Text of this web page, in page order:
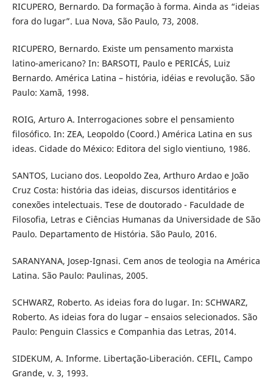
RICUPERO, Bernardo. Da formação à forma. Ainda as “ideias
fora do lugar”. Lua Nova, São Paulo, 73, 2008.
RICUPERO, Bernardo. Existe um pensamento marxista
latino-americano? In: BARSOTI, Paulo e PERICÁS, Luiz
Bernardo. América Latina – história, idéias e revolução. São
Paulo: Xamã, 1998.
ROIG, Arturo A. Interrogaciones sobre el pensamiento
filosófico. In: ZEA, Leopoldo (Coord.) América Latina en sus
ideas. Cidade do México: Editora del siglo vientiuno, 1986.
SANTOS, Luciano dos. Leopoldo Zea, Arthuro Ardao e João
Cruz Costa: história das ideias, discursos identitários e
conexões intelectuais. Tese de doutorado - Faculdade de
Filosofia, Letras e Ciências Humanas da Universidade de São
Paulo. Departamento de História. São Paulo, 2016.
SARANYANA, Josep-Ignasi. Cem anos de teologia na América
Latina. São Paulo: Paulinas, 2005.
SCHWARZ, Roberto. As ideias fora do lugar. In: SCHWARZ,
Roberto. As ideias fora do lugar – ensaios selecionados. São
Paulo: Penguin Classics e Companhia das Letras, 2014.
SIDEKUM, A. Informe. Libertação-Liberación. CEFIL, Campo
Grande, v. 3, 1993.